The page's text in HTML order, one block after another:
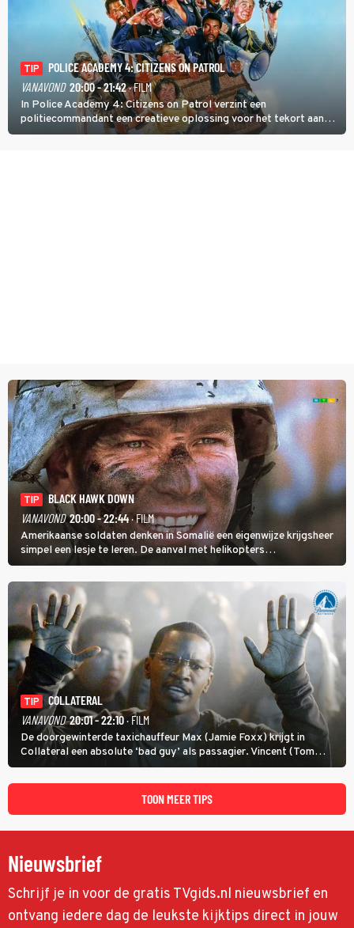
TIP
POLICE ACADEMY 4: CITIZENS ON PATROL
VANAVOND 20:00 - 21:42· FILM
In Police Academy 4: Citizens on Patrol verzint een
politiecommandant een creatieve oplossing voor het tekort aan
agenten.
TIP
BLACK HAWK DOWN
VANAVOND 20:00 - 22:44· FILM
Amerikaanse soldaten denken in Somalië een eigenwijze krijgsheer
simpel een lesje te leren. De aanval met helikopters
verloopt in Black Hawk down dramatisch.
TIP
COLLATERAL
VANAVOND 20:01 - 22:10· FILM
De doorgewinterde taxichauffeur Max (Jamie Foxx) krijgt in
Collateral een absolute ‘bad guy’ als passagier. Vincent (Tom
Cruise) heeft hem nodig om hem de stad door te loodsen om een
wel heel lugubere reden.
TOON MEER TIPS
Nieuwsbrief
Schrijf je in voor de gratis TVgids.nl nieuwsbrief en
ontvang iedere dag de leukste kijktips direct in jouw